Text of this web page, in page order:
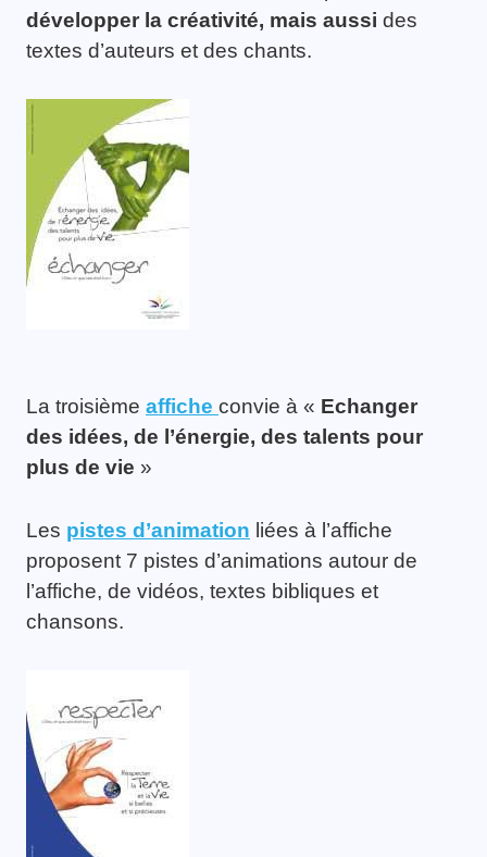
développer la créativité, mais aussi des
textes d’auteurs et des chants.
La troisième affiche convie à « Echanger
des idées, de l’énergie, des talents pour
plus de vie »
Les pistes d’animation liées à l’affiche
proposent 7 pistes d’animations autour de
l’affiche, de vidéos, textes bibliques et
chansons.